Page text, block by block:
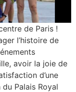
de Paris !
l’histoire de
avoir la joie de
d’une
Palais Royal